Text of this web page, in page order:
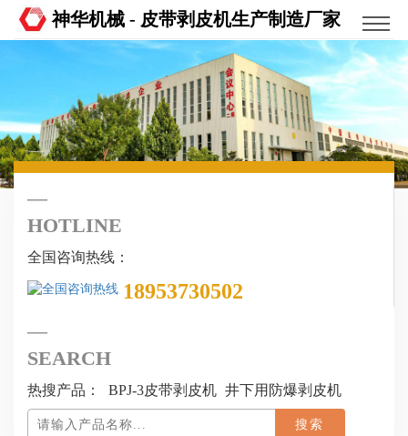
神华机械 - 皮带剥皮机生产制造厂家
HOTLINE
全国咨询热线：
18953730502
SEARCH
热搜产品： BPJ-3皮带剥皮机 井下用防爆剥皮机